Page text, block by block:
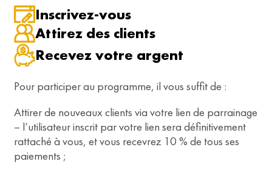
Inscrivez-vous
Attirez des clients
Recevez votre argent
Pour participer au programme, il vous suffit de :
Attirer de nouveaux clients via votre lien de parrainage
– l’utilisateur inscrit par votre lien sera définitivement
rattaché à vous, et vous recevrez 10 % de tous ses
paiements ;